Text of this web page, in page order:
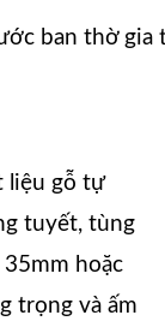
ban thờ gia
liệu gỗ tự
tuyết, tùng
hoặc
trọng và ấm